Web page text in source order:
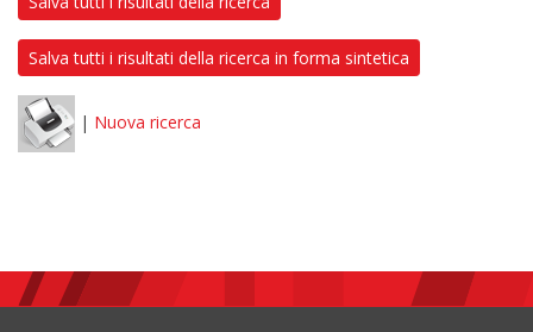
Salva tutti i risultati della ricerca in forma sintetica
| Nuova ricerca